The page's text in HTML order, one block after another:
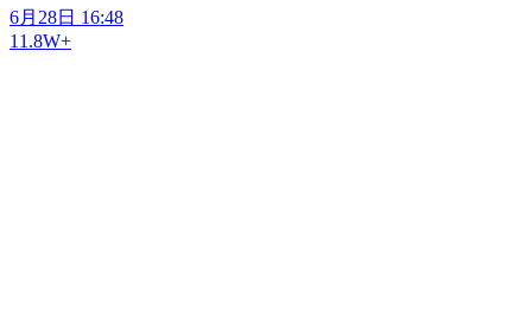
6月28日 16:48
11.8W+